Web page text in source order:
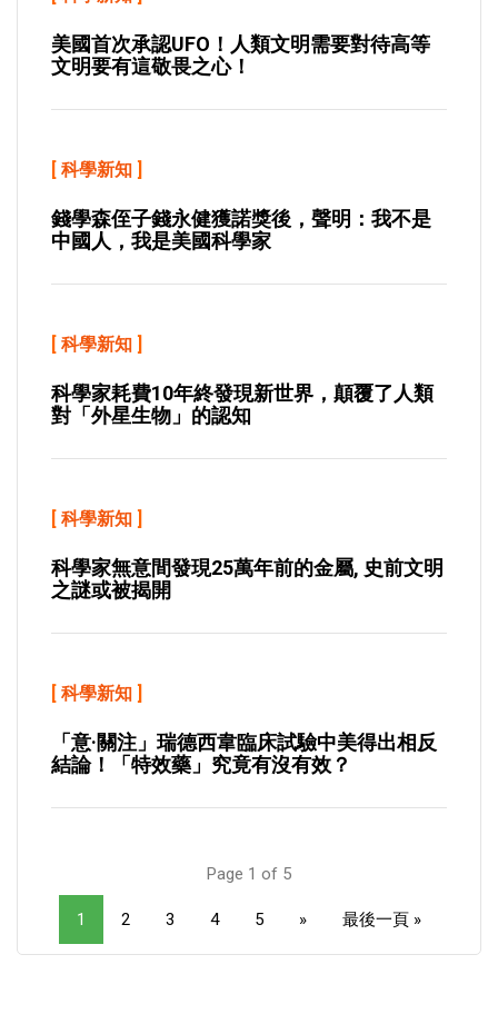
美國首次承認UFO！人類文明需要對待高等
文明要有這敬畏之心！
[ 科學新知 ]
錢學森侄子錢永健獲諾獎後，聲明：我不是
中國人，我是美國科學家
[ 科學新知 ]
科學家耗費10年終發現新世界，顛覆了人類
對「外星生物」的認知
[ 科學新知 ]
科學家無意間發現25萬年前的金屬, 史前文明
之謎或被揭開
[ 科學新知 ]
「意·關注」瑞德西韋臨床試驗中美得出相反
結論！「特效藥」究竟有沒有效？
Page 1 of 5
1 2 3 4 5 » 最後一頁 »